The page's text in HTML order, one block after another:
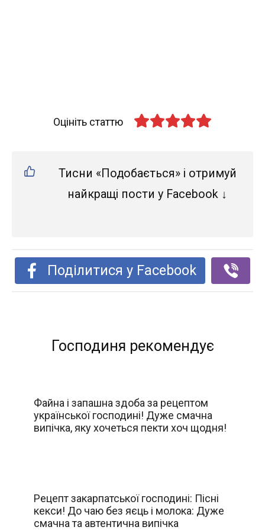
Оцініть статтю
Тисни «Подобається» і отримуй
найкращі пости у Facebook ↓
Поділитися у Facebook
Господиня рекомендує
Файна і запашна здоба за рецептом
української господині! Дуже смачна
випічка, яку хочеться пекти хоч щодня!
Рецепт закарпатської господині: Пісні
кекси! До чаю без яєць і молока: Дуже
смачна та автентична випічка